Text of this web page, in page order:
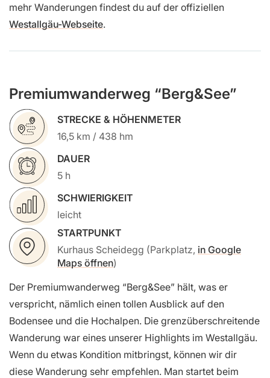
mehr Wanderungen findest du auf der offiziellen
Westallgäu-Webseite.
Premiumwanderweg “Berg&See”
STRECKE & HÖHENMETER
16,5 km / 438 hm
DAUER
5 h
SCHWIERIGKEIT
leicht
STARTPUNKT
Kurhaus Scheidegg (Parkplatz, in Google
Maps öffnen)
Der Premiumwanderweg “Berg&See” hält, was er
verspricht, nämlich einen tollen Ausblick auf den
Bodensee und die Hochalpen. Die grenzüberschreitende
Wanderung war eines unserer Highlights im Westallgäu.
Wenn du etwas Kondition mitbringst, können wir dir
diese Wanderung sehr empfehlen. Man startet beim